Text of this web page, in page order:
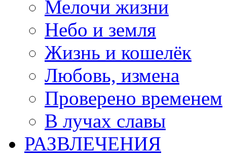
Мелочи жизни
Небо и земля
Жизнь и кошелёк
Любовь, измена
Проверено временем
В лучах славы
РАЗВЛЕЧЕНИЯ